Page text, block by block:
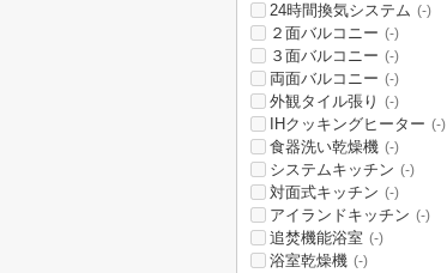
24時間換気システム (-)
２面バルコニー (-)
３面バルコニー (-)
両面バルコニー (-)
外観タイル張り (-)
IHクッキングヒーター (-)
食器洗い乾燥機 (-)
システムキッチン (-)
対面式キッチン (-)
アイランドキッチン (-)
追焚機能浴室 (-)
浴室乾燥機 (-)